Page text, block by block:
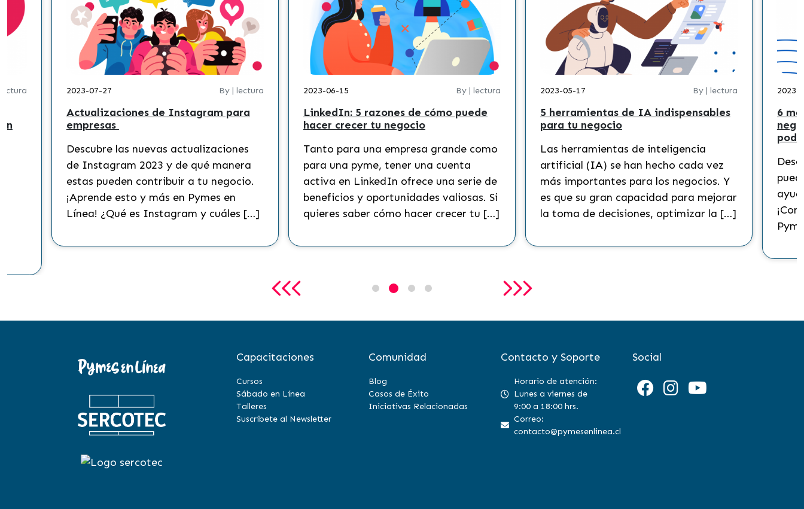
2023-07-27 By | lectura
Actualizaciones de Instagram para
empresas
Descubre las nuevas actualizaciones
de Instagram 2023 y de qué manera
estas pueden contribuir a tu negocio.
¡Aprende esto y más en Pymes en
Línea! ¿Qué es Instagram y cuáles […]
2023-06-15 By | lectura
LinkedIn: 5 razones de cómo puede
hacer crecer tu negocio
Tanto para una empresa grande como
para una pyme, tener una cuenta
activa en LinkedIn ofrece una serie de
beneficios y oportunidades valiosas. Si
quieres saber cómo hacer crecer tu […]
2023-05-17 By | lectura
5 herramientas de IA indispensables
para tu negocio
Las herramientas de inteligencia
artificial (IA) se han hecho cada vez
más importantes para los negocios. Y
es que su gran capacidad para mejorar
la toma de decisiones, optimizar la […]
2023-
6
Capacitaciones
Cursos
Sábado en Línea
Talleres
Suscríbete al Newsletter
Comunidad
Blog
Casos de Éxito
Iniciativas Relacionadas
Contacto y Soporte
Horario de atención:
Lunes a viernes de
9:00 a 18:00 hrs.
Correo:
contacto@pymesenlinea.cl
Social